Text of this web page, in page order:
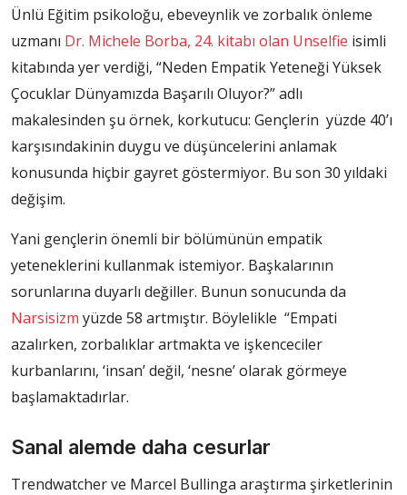
Ünlü Eğitim psikoloğu, ebeveynlik ve zorbalık önleme
uzmanı Dr. Michele Borba, 24. kitabı olan Unselfie isimli
kitabında yer verdiği, “Neden Empatik Yeteneği Yüksek
Çocuklar Dünyamızda Başarılı Oluyor?” adlı
makalesinden şu örnek, korkutucu: Gençlerin yüzde 40’ı
karşısındakinin duygu ve düşüncelerini anlamak
konusunda hiçbir gayret göstermiyor. Bu son 30 yıldaki
değişim.
Yani gençlerin önemli bir bölümünün empatik
yeteneklerini kullanmak istemiyor. Başkalarının
sorunlarına duyarlı değiller. Bunun sonucunda da
Narsisizm yüzde 58 artmıştır. Böylelikle “Empati
azalırken, zorbalıklar artmakta ve işkenceciler
kurbanlarını, ‘insan’ değil, ‘nesne’ olarak görmeye
başlamaktadırlar.
Sanal alemde daha cesurlar
Trendwatcher ve Marcel Bullinga araştırma şirketlerinin